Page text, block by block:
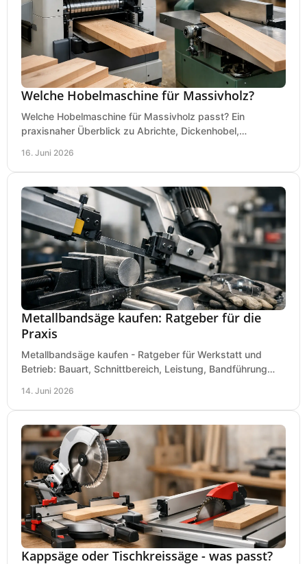
Welche Hobelmaschine für Massivholz?
Welche Hobelmaschine für Massivholz passt? Ein
praxisnaher Überblick zu Abrichte, Dickenhobel,
16. Juni 2026
Metallbandsäge kaufen: Ratgeber für die
Praxis
Metallbandsäge kaufen - Ratgeber für Werkstatt und
Betrieb: Bauart, Schnittbereich, Leistung, Bandführung
14. Juni 2026
Kappsäge oder Tischkreissäge - was passt?